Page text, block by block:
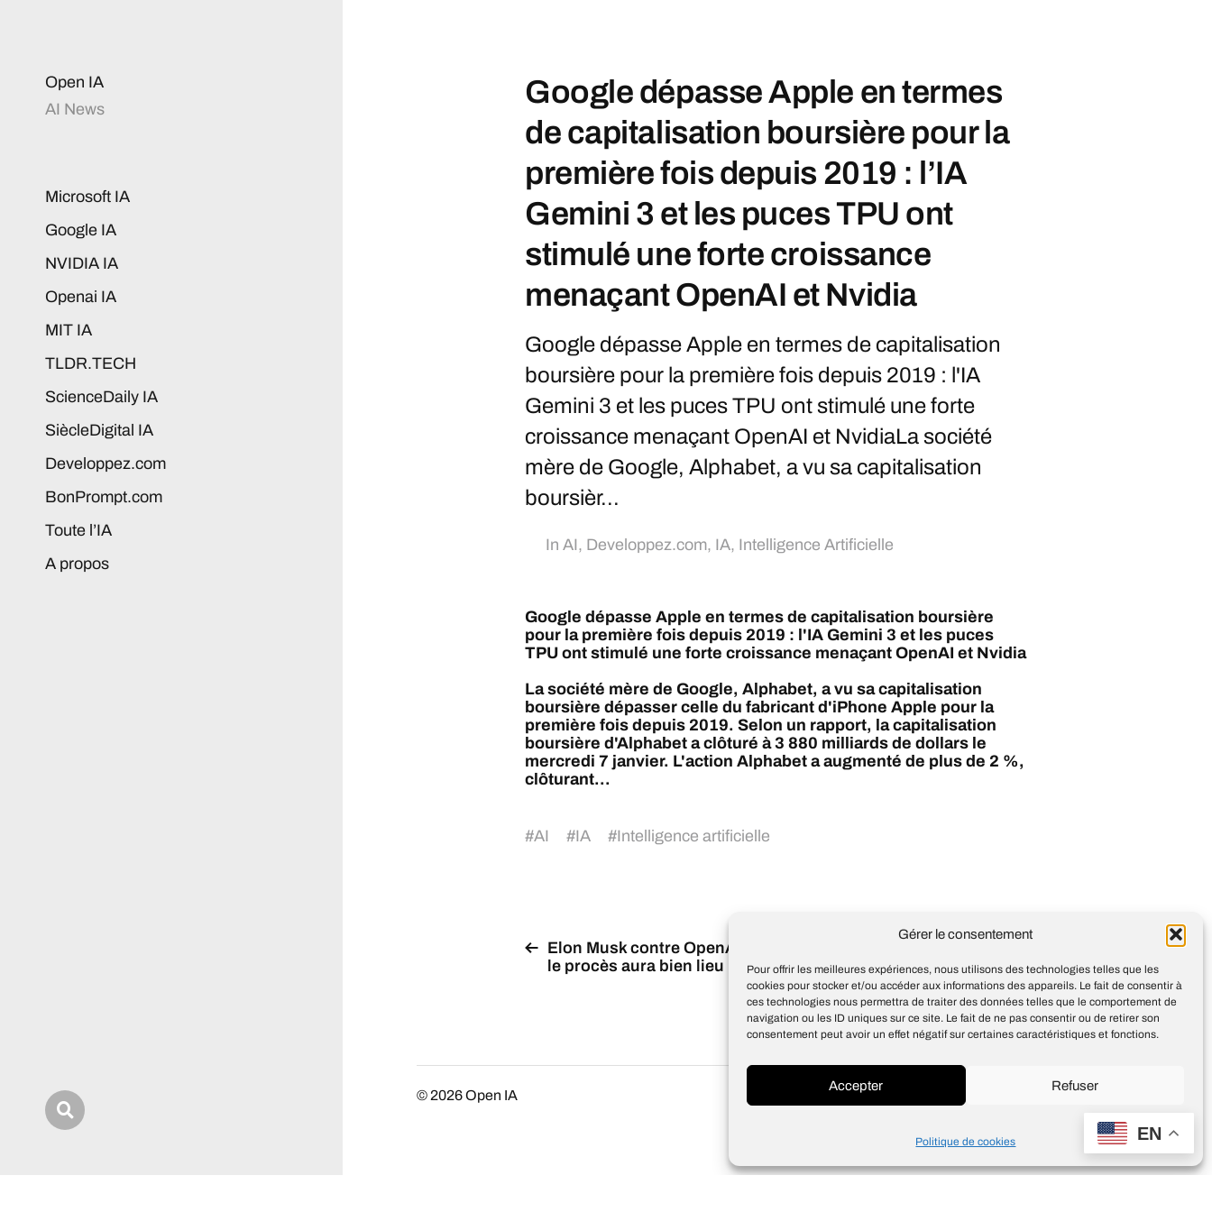
Gérer le consentement
Pour offrir les meilleures expériences, nous utilisons des technologies telles que les
cookies pour stocker et/ou accéder aux informations des appareils. Le fait de consentir à
ces technologies nous permettra de traiter des données telles que le comportement de
navigation ou les ID uniques sur ce site. Le fait de ne pas consentir ou de retirer son
consentement peut avoir un effet négatif sur certaines caractéristiques et fonctions.
Accepter Refuser
Politique de cookies
Open IA
AI News
Microsoft IA
Google IA
NVIDIA IA
Openai IA
MIT IA
TLDR.TECH
ScienceDaily IA
SiècleDigital IA
Developpez.com
BonPrompt.com
Toute l’IA
A propos
Google dépasse Apple en termes
de capitalisation boursière pour la
première fois depuis 2019 : l’IA
Gemini 3 et les puces TPU ont
stimulé une forte croissance
menaçant OpenAI et Nvidia
Google dépasse Apple en termes de capitalisation
boursière pour la première fois depuis 2019 : l'IA
Gemini 3 et les puces TPU ont stimulé une forte
croissance menaçant OpenAI et NvidiaLa société
mère de Google, Alphabet, a vu sa capitalisation
boursièr...
In AI, Developpez.com, IA, Intelligence Artificielle
Google dépasse Apple en termes de capitalisation boursière
pour la première fois depuis 2019 : l'IA Gemini 3 et les puces
TPU ont stimulé une forte croissance menaçant OpenAI et Nvidia
La société mère de Google, Alphabet, a vu sa capitalisation
boursière dépasser celle du fabricant d'iPhone Apple pour la
première fois depuis 2019. Selon un rapport, la capitalisation
boursière d'Alphabet a clôturé à 3 880 milliards de dollars le
mercredi 7 janvier. L'action Alphabet a augmenté de plus de 2 %,
clôturant...
#AI #IA #Intelligence artificielle
Elon Musk contre OpenAI :
le procès aura bien lieu
vidéos IA selon une étude
© 2026Open IA Jean-Louis Maso
EN